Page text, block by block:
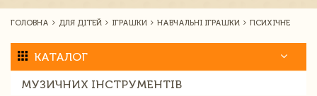
ГОЛОВНА ДЛЯ ДІТЕЙ ІГРАШКИ НАВЧАЛЬНІ ІГРАШКИ ПСИХІЧНЕ
КАТАЛОГ
МУЗИЧНИХ ІНСТРУМЕНТІВ